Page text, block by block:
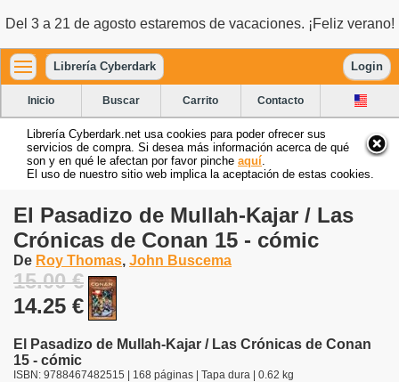
Del 3 a 21 de agosto estaremos de vacaciones. ¡Feliz verano!
Librería Cyberdark Login
Inicio Buscar Carrito Contacto
Librería Cyberdark.net usa cookies para poder ofrecer sus
servicios de compra. Si desea más información acerca de qué
son y en qué le afectan por favor pinche aquí
El uso de nuestro sitio web implica la aceptación de estas cookies.
El Pasadizo de Mullah-Kajar / Las
Crónicas de Conan 15 - cómic
De Roy Thomas, John Buscema
15.00 €
14.25 €
El Pasadizo de Mullah-Kajar / Las Crónicas de Conan
15 - cómic
ISBN: 9788467482515 | 168 páginas | Tapa dura | 0.62 kg